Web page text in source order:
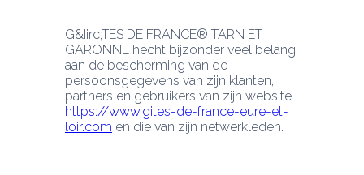
G&Iirc;TES DE FRANCE® TARN ET
GARONNE hecht bijzonder veel belang
aan de bescherming van de
persoonsgegevens van zijn klanten,
https://www.gites-de-france-eure-et-
loir.com en die van zijn netwerkleden.